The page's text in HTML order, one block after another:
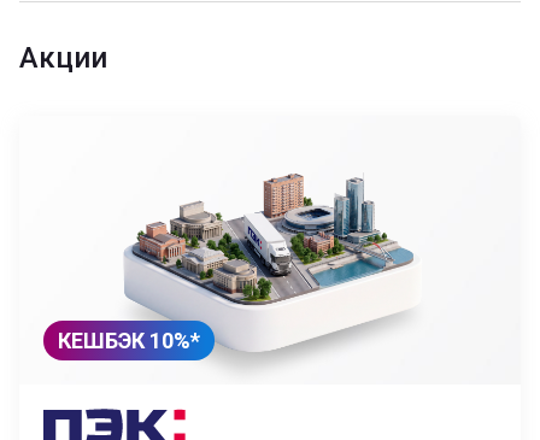
Акции
КЕШБЭК 10%*